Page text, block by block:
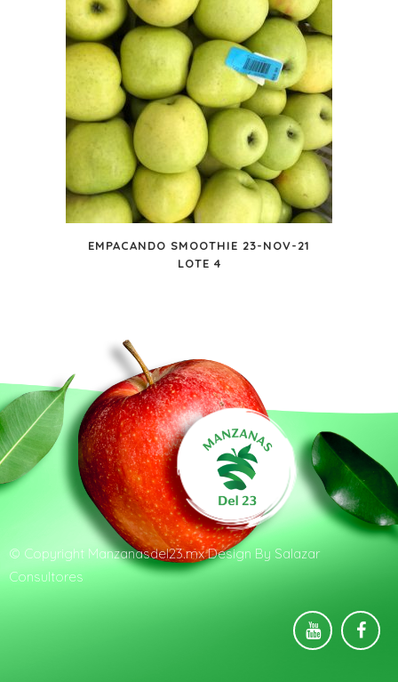
EMPACANDO SMOOTHIE 23-NOV-21
LOTE 4
© Copyright Manzanasdel23.mxDesign By Salazar
Consultores